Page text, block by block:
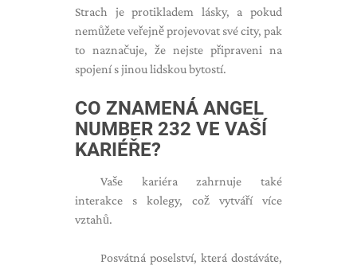
Strach je protikladem lásky, a pokud
nemůžete veřejně projevovat své city, pak
to naznačuje, že nejste připraveni na
spojení s jinou lidskou bytostí.
CO ZNAMENÁ ANGEL
NUMBER 232 VE VAŠÍ
KARIÉŘE?
Vaše kariéra zahrnuje také
interakce s kolegy, což vytváří více
vztahů.
Posvátná poselství, která dostáváte,